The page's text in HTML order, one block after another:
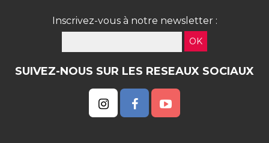
Inscrivez-vous à notre newsletter :
OK
SUIVEZ-NOUS SUR LES RESEAUX SOCIAUX